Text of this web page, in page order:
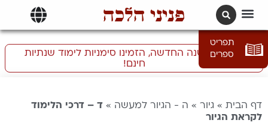
פניני הלכה
תפריט
ספרים
התכוננו לשנה החדשה, הזמינו סימניות לימוד שנתיות
חינם!
דף הבית » גיור » ה - הגיור למעשה » ד – דרכי הלימוד
לקראת הגיור